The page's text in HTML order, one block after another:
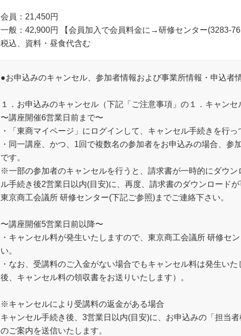
会員：21,450円
一般：42,900円 【会員加入で会員料金に→研修センター(3283-
税込、資料・昼食代含む
●お申込みのキャンセル、参加者情報および事業所情報・申込者
１．お申込みのキャンセル（下記「ご注意事項」の１．キャンセ
〜講座開催6営業日前まで〜
・「東商マイページ」にログインして、キャンセル手続きを行っ
・同一講座、かつ、1回で複数名の参加者をお申込みの場合、参
です。
※一部の参加者のキャンセルを行うと、請求書が一時的にダウ
ル手続き後2営業日以内(目安)に、再度、請求書のダウンロード
東京商工会議所 研修センター(下記ご参照)までご連絡下さい。
〜講座開催5営業日前以降〜
・キャンセル料が発生いたしますので、東京商工会議所 研修セ
い。
・なお、受講料のご入金がない場合でもキャンセル料は発生い
後、キャンセル料の領収書をお送りいたします）。
※キャンセルにより受講料の返金がある場合
キャンセル手続き後、3営業日以内(目安)に、お申込みの「担当
のご案内を送信いたします。